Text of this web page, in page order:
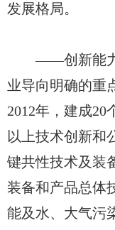
发展格局。
——创新能力
业导向明确的重
2012年，建成20
以上技术创新和
键共性技术及装
装备和产品总体
能及水、大气污